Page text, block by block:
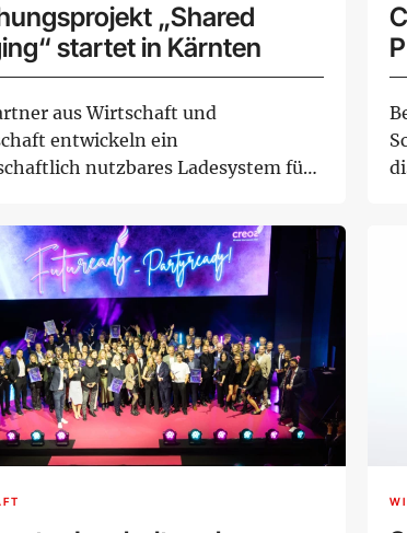
„Shared
startet in Kärnten
aus Wirtschaft und
entwickeln ein
nutzbares Ladesystem für